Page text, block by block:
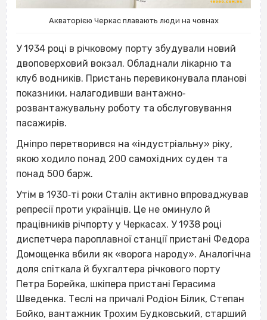
Акваторією Черкас плавають люди на човнах
У 1934 році в річковому порту збудували новий
двоповерховий вокзал. Обладнали лікарню та
клуб водників. Пристань перевиконувала планові
показники, налагодивши вантажно‐
розвантажувальну роботу та обслуговування
пасажирів.
Дніпро перетворився на «індустріальну» ріку,
якою ходило понад 200 самохідних суден та
понад 500 барж.
Утім в 1930‐ті роки Сталін активно впроваджував
репресії проти українців. Це не оминуло й
працівників річпорту у Черкасах. У 1938 році
диспетчера пароплавної станції пристані Федора
Домощенка вбили як «ворога народу». Аналогічна
доля спіткала й бухгалтера річкового порту
Петра Борейка, шкіпера пристані Герасима
Шведенка. Теслі на причалі Родіон Білик, Степан
Бойко, вантажник Трохим Будковський, старший